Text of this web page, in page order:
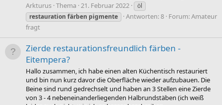
Arkturus Thema 21. Februar 2022
öl
restauration färben pigmente Antworten: 8 Forum:Amateur
fragt
Zierde restaurationsfreundlich färben -
Eitempera?
Hallo zusammen, ich habe einen alten Küchentisch restauriert
und bin nun kurz davor die Oberfläche wieder aufzubauen. Die
Beine sind rund gedrechselt und haben an 3 Stellen eine Zierde
von 3 - 4 nebeneinanderliegenden Halbrundstäben (ich weiß